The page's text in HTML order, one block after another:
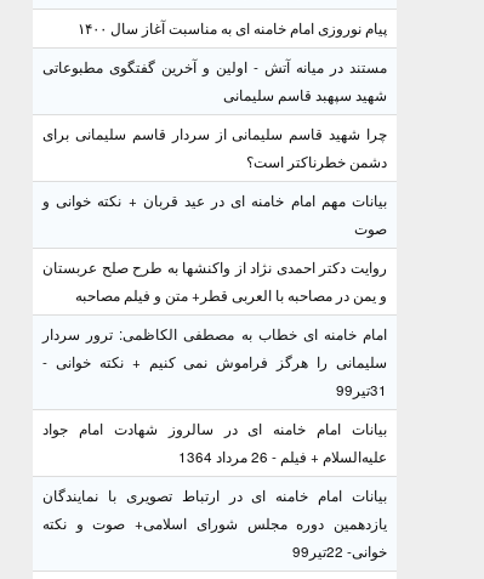
پیام نوروزی امام خامنه ای به مناسبت آغاز سال ۱۴۰۰
مستند در میانه آتش - اولین و آخرین گفتگوی مطبوعاتی
شهید سپهبد قاسم سلیمانی
چرا شهید قاسم سلیمانی از سردار قاسم سلیمانی برای
دشمن خطرناکتر است؟
بیانات مهم امام خامنه ای در عید قربان + نکته خوانی و
صوت
روایت دکتر احمدی نژاد از واکنشها به طرح صلح عربستان
و یمن در مصاحبه با العربی قطر+ متن و فیلم مصاحبه
امام خامنه ای خطاب به مصطفی الکاظمی: ترور سردار
سلیمانی را هرگز فراموش نمی کنیم + نکته خوانی -
31تیر99
بیانات امام خامنه ای در سالروز شهادت امام جواد
علیه‌السلام + فیلم - 26 مرداد 1364
بیانات امام خامنه ای در ارتباط تصویری با نمایندگان
یازدهمین دوره مجلس شورای اسلامی+ صوت و نکته
خوانی- 22تیر99